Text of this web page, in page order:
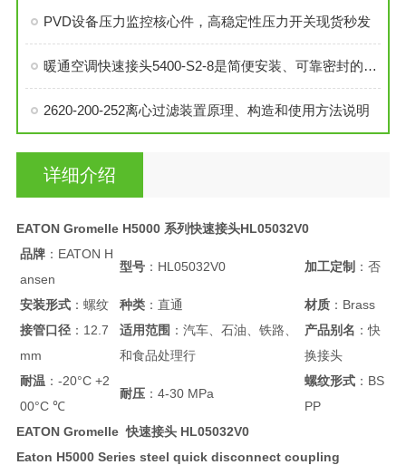
PVD设备压力监控核心件，高稳定性压力开关现货秒发
暖通空调快速接头5400-S2-8是简便安装、可靠密封的理想选择
2620-200-252离心过滤装置原理、构造和使用方法说明
详细介绍
EATON Gromelle H5000 系列快速接头HL05032V0
品牌：EATON H
ansen
型号：HL05032V0 加工定制：否
安装形式：螺纹 种类：直通 材质：Brass
接管口径：12.7
mm
适用范围 ：汽车、石油、铁路、
和食品处理行
产品别名 ：快
换接头
耐温 ：-20°C +2
00°C ℃
耐压：4-30 MPa
螺纹形式：BS
PP
EATON Gromelle 快速接头 HL05032V0
Eaton H5000 Series steel quick disconnect coupling